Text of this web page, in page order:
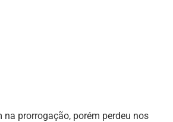
prorrogação, porém perdeu nos